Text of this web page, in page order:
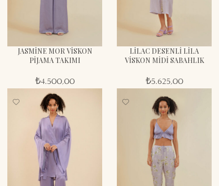
JASMİNE MOR VİSKON
PİJAMA TAKIMI
₺4.500,00
LİLAC DESENLİ LİLA
VİSKON MİDİ SABAHLIK
₺5.625,00